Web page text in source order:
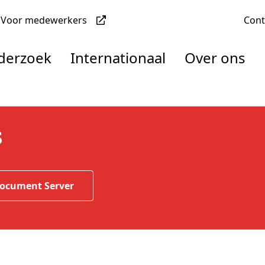
Voor medewerkers
Internationaal
Over ons
Document Server